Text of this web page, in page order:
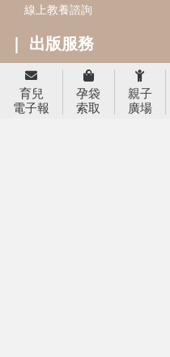
線上教養諮詢
出版服務
信誼基金出版社
閱讀推廣
育兒
電子報
孕袋
索取
親子
廣場